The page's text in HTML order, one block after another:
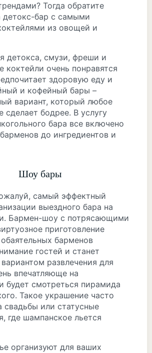
Тогда обратите
детокс-бар с самыми
из овощей и
детокса, смузи, фреши и
коктейли очень понравятся
здоровую еду и
и кофейный бары –
вариант, который любое
сделает бодрее. В услугу
бара все включено
до ингредиентов и
Шоу бары
самый эффектный
выездного бара на
Бармен-шоу с потрясающими
приготовление
барменов
гостей и станет
развлечения для
впечатляюще на
будет смотреться пирамида
Такое украшение часто
свадьбы или статусные
где шампанское льется
организуют для ваших